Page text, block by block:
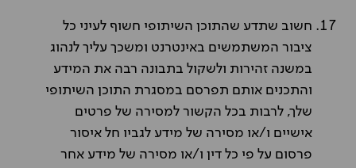
חשוב שתדע שהתוכן השיתופי חשוף לעיני כל
ציבור המשתמשים באינטרנט ומשכך עליך לנהוג
במשנה זהירות ולשקול בתבונה רבה את המידע
והתכנים אותם תפרסם במסגרת התוכן השיתופי
שלך, לרבות בכל הקשור למסירה של פרטים
אישיים ו/או מסירה של מידע לגביו חל איסור
פרסום על פי כל דין ו/או מסירה של מידע אחר